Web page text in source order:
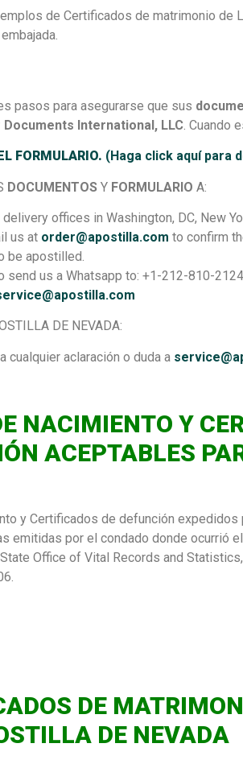
de Certificados de matrimonio de
pasos para asegurarse que sus
International, LLC .
FORMULARIO. (Haga click aquí para
DOCUMENTOS Y FORMULARIO A:
offices in Washington, DC, New
us at order@apostilla.com to confirm
be apostilled.
send us a Whatsapp to: +1-212-810-2124
DE NEVADA:
cualquier aclaración o duda a
NACIMIENTO Y
ACEPTABLES
y Certificados de defunción
emitidas por el condado donde ocurrió
Office of Vital Records and
DE
DE NEVADA